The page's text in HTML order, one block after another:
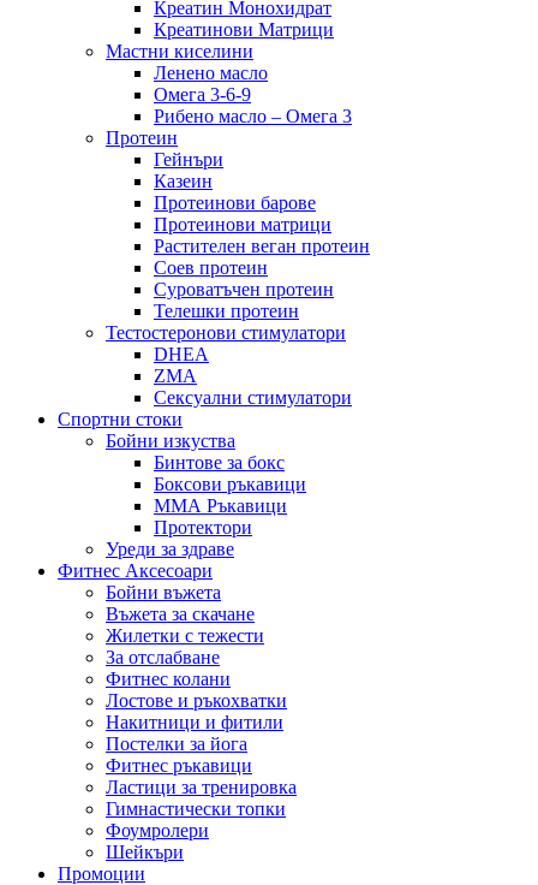
Креатин Монохидрат
Креатинови Матрици
Мастни киселини
Ленено масло
Омега 3-6-9
Рибено масло – Омега 3
Протеин
Гейнъри
Казеин
Протеинови барове
Протеинови матрици
Растителен веган протеин
Соев протеин
Суроватъчен протеин
Телешки протеин
Тестостеронови стимулатори
DHEA
ZMA
Сексуални стимулатори
Спортни стоки
Бойни изкуства
Бинтове за бокс
Боксови ръкавици
ММА Ръкавици
Протектори
Уреди за здраве
Фитнес Аксесоари
Бойни въжета
Въжета за скачане
Жилетки с тежести
За отслабване
Фитнес колани
Лостове и ръкохватки
Накитници и фитили
Постелки за йога
Фитнес ръкавици
Ластици за тренировка
Гимнастически топки
Фоумролери
Шейкъри
Промоции